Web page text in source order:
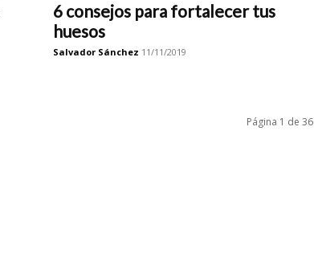
6 consejos para fortalecer tus
huesos
Salvador Sánchez 11/11/2019
Página 1 de 36